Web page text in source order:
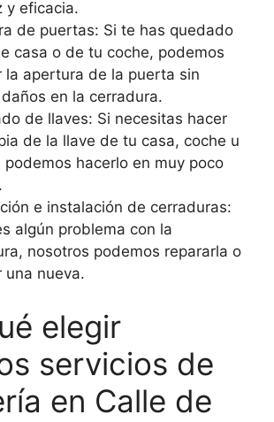
y eficacia.
de puertas: Si te has quedado
casa o de tu coche, podemos
la apertura de la puerta sin
en la cerradura.
de llaves: Si necesitas hacer
de la llave de tu casa, coche u
podemos hacerlo en muy poco
e instalación de cerraduras:
algún problema con la
nosotros podemos repararla o
una nueva.
elegir
servicios de
en Calle de